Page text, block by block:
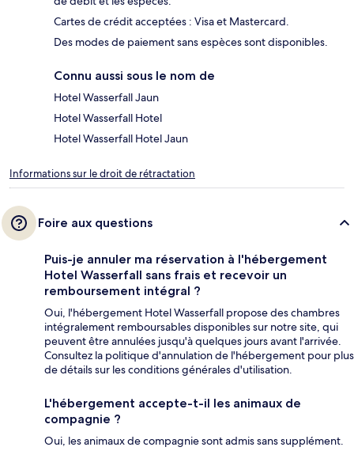
Cartes de crédit acceptées : Visa et Mastercard.
Des modes de paiement sans espèces sont disponibles.
Connu aussi sous le nom de
Hotel Wasserfall Jaun
Hotel Wasserfall Hotel
Hotel Wasserfall Hotel Jaun
Informations sur le droit de rétractation
Foire aux questions
Puis-je annuler ma réservation à l'hébergement
Hotel Wasserfall sans frais et recevoir un
remboursement intégral ?
Oui, l'hébergement Hotel Wasserfall propose des chambres
intégralement remboursables disponibles sur notre site, qui
peuvent être annulées jusqu'à quelques jours avant l'arrivée.
Consultez la politique d'annulation de l'hébergement pour plus
de détails sur les conditions générales d'utilisation.
L'hébergement accepte-t-il les animaux de
compagnie ?
Oui, les animaux de compagnie sont admis sans supplément.